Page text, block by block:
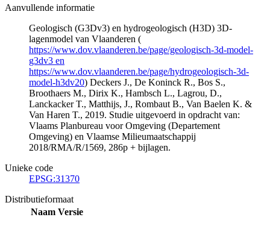
Aanvullende informatie
Geologisch (G3Dv3) en hydrogeologisch (H3D) 3D-
lagenmodel van Vlaanderen (
https://www.dov.vlaanderen.be/page/geologisch-3d-model-
g3dv3 en
https://www.dov.vlaanderen.be/page/hydrogeologisch-3d-
model-h3dv20) Deckers J., De Koninck R., Bos S.,
Broothaers M., Dirix K., Hambsch L., Lagrou, D.,
Lanckacker T., Matthijs, J., Rombaut B., Van Baelen K. &
Van Haren T., 2019. Studie uitgevoerd in opdracht van:
Vlaams Planbureau voor Omgeving (Departement
Omgeving) en Vlaamse Milieumaatschappij
2018/RMA/R/1569, 286p + bijlagen.
Unieke code
EPSG:31370
Distributieformaat
Naam Versie